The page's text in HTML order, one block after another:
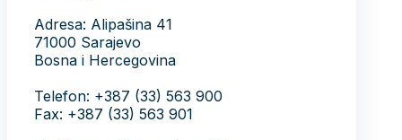
Adresa: Alipašina 41
71000 Sarajevo
Bosna i Hercegovina
Telefon: +387 (33) 563 900
Fax: +387 (33) 563 901